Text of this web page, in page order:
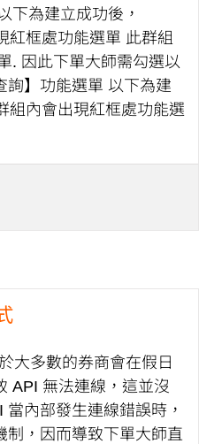
下為建立成功後，
紅框處功能選單 此群組
. 因此下單大師需勾選以
詢】功能選單 以下為建
組內會出現紅框處功能選
大多數的券商會在假日
API 無法連線，這並沒
內部發生連線錯誤時，
制，因而導致下單大師直